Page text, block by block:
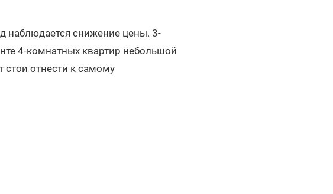
наблюдается снижение цены. 3-
4-комнатных квартир небольшой
стои отнести к самому